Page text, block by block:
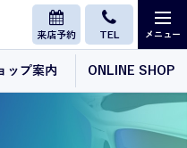
来店予約 TEL
ップ案内 ONLINE SHOP